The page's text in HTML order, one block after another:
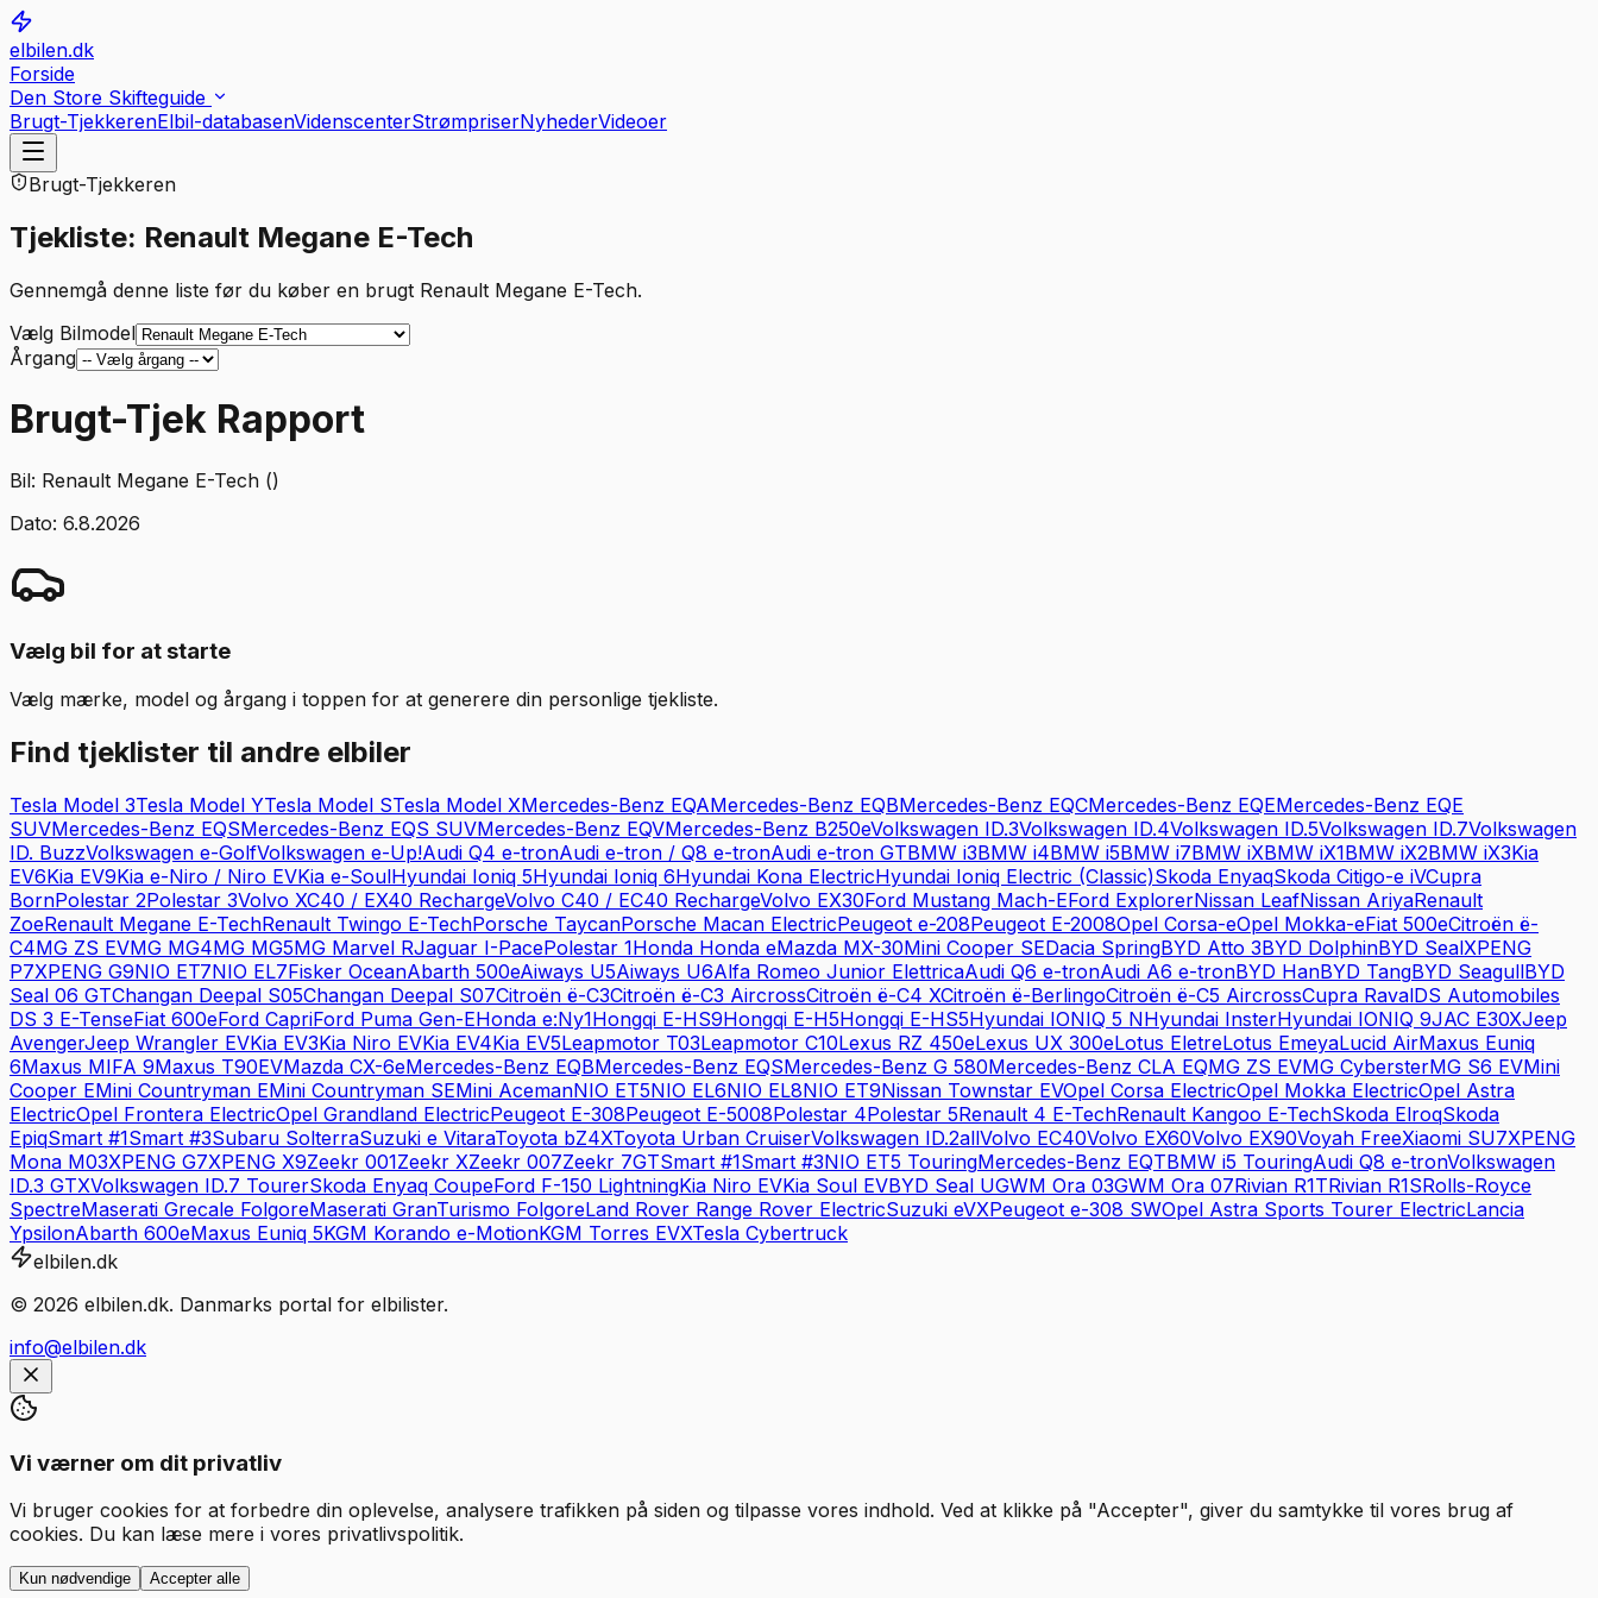
elbilen.dk
Forside
Den Store Skifteguide
Brugt-TjekkerenElbil-databasenVidenscenterStrømpriserNyhederVideoer
Brugt-Tjekkeren
Tjekliste: Renault Megane E-Tech
Gennemgå denne liste før du køber en brugt Renault Megane E-Tech.
Vælg Bilmodel
Årgang
Brugt-Tjek Rapport
Bil: Renault Megane E-Tech ()
Dato: 6.8.2026
Vælg bil for at starte
Vælg mærke, model og årgang i toppen for at generere din personlige tjekliste.
Find tjeklister til andre elbiler
Tesla Model 3Tesla Model YTesla Model STesla Model XMercedes-Benz EQAMercedes-Benz EQBMercedes-Benz EQCMercedes-Benz EQEMercedes-Benz EQE
SUVMercedes-Benz EQSMercedes-Benz EQS SUVMercedes-Benz EQVMercedes-Benz B250eVolkswagen ID.3Volkswagen ID.4Volkswagen ID.5Volkswagen ID.7Volkswagen
ID. BuzzVolkswagen e-GolfVolkswagen e-Up!Audi Q4 e-tronAudi e-tron / Q8 e-tronAudi e-tron GTBMW i3BMW i4BMW i5BMW i7BMW iXBMW iX1BMW iX2BMW iX3Kia
EV6Kia EV9Kia e-Niro / Niro EVKia e-SoulHyundai Ioniq 5Hyundai Ioniq 6Hyundai Kona ElectricHyundai Ioniq Electric (Classic)Skoda EnyaqSkoda Citigo-e iVCupra
BornPolestar 2Polestar 3Volvo XC40 / EX40 RechargeVolvo C40 / EC40 RechargeVolvo EX30Ford Mustang Mach-EFord ExplorerNissan LeafNissan AriyaRenault
ZoeRenault Megane E-TechRenault Twingo E-TechPorsche TaycanPorsche Macan ElectricPeugeot e-208Peugeot E-2008Opel Corsa-eOpel Mokka-eFiat 500eCitroën ë-
C4MG ZS EVMG MG4MG MG5MG Marvel RJaguar I-PacePolestar 1Honda Honda eMazda MX-30Mini Cooper SEDacia SpringBYD Atto 3BYD DolphinBYD SealXPENG
P7XPENG G9NIO ET7NIO EL7Fisker OceanAbarth 500eAiways U5Aiways U6Alfa Romeo Junior ElettricaAudi Q6 e-tronAudi A6 e-tronBYD HanBYD TangBYD SeagullBYD
Seal 06 GTChangan Deepal S05Changan Deepal S07Citroën ë-C3Citroën ë-C3 AircrossCitroën ë-C4 XCitroën ë-BerlingoCitroën ë-C5 AircrossCupra RavalDS Automobiles
DS 3 E-TenseFiat 600eFord CapriFord Puma Gen-EHonda e:Ny1Hongqi E-HS9Hongqi E-H5Hongqi E-HS5Hyundai IONIQ 5 NHyundai InsterHyundai IONIQ 9JAC E30XJeep
AvengerJeep Wrangler EVKia EV3Kia Niro EVKia EV4Kia EV5Leapmotor T03Leapmotor C10Lexus RZ 450eLexus UX 300eLotus EletreLotus EmeyaLucid AirMaxus Euniq
6Maxus MIFA 9Maxus T90EVMazda CX-6eMercedes-Benz EQBMercedes-Benz EQSMercedes-Benz G 580Mercedes-Benz CLA EQMG ZS EVMG CybersterMG S6 EVMini
Cooper EMini Countryman EMini Countryman SEMini AcemanNIO ET5NIO EL6NIO EL8NIO ET9Nissan Townstar EVOpel Corsa ElectricOpel Mokka ElectricOpel Astra
ElectricOpel Frontera ElectricOpel Grandland ElectricPeugeot E-308Peugeot E-5008Polestar 4Polestar 5Renault 4 E-TechRenault Kangoo E-TechSkoda ElroqSkoda
EpiqSmart #1Smart #3Subaru SolterraSuzuki e VitaraToyota bZ4XToyota Urban CruiserVolkswagen ID.2allVolvo EC40Volvo EX60Volvo EX90Voyah FreeXiaomi SU7XPENG
Mona M03XPENG G7XPENG X9Zeekr 001Zeekr XZeekr 007Zeekr 7GTSmart #1Smart #3NIO ET5 TouringMercedes-Benz EQTBMW i5 TouringAudi Q8 e-tronVolkswagen
ID.3 GTXVolkswagen ID.7 TourerSkoda Enyaq CoupeFord F-150 LightningKia Niro EVKia Soul EVBYD Seal UGWM Ora 03GWM Ora 07Rivian R1TRivian R1SRolls-Royce
SpectreMaserati Grecale FolgoreMaserati GranTurismo FolgoreLand Rover Range Rover ElectricSuzuki eVXPeugeot e-308 SWOpel Astra Sports Tourer ElectricLancia
YpsilonAbarth 600eMaxus Euniq 5KGM Korando e-MotionKGM Torres EVXTesla Cybertruck
elbilen.dk
© 2026 elbilen.dk. Danmarks portal for elbilister.
info@elbilen.dk
Vi værner om dit privatliv
Vi bruger cookies for at forbedre din oplevelse, analysere trafikken på siden og tilpasse vores indhold. Ved at klikke på "Accepter", giver du samtykke til vores brug af
cookies. Du kan læse mere i vores privatlivspolitik.
Kun nødvendige Accepter alle